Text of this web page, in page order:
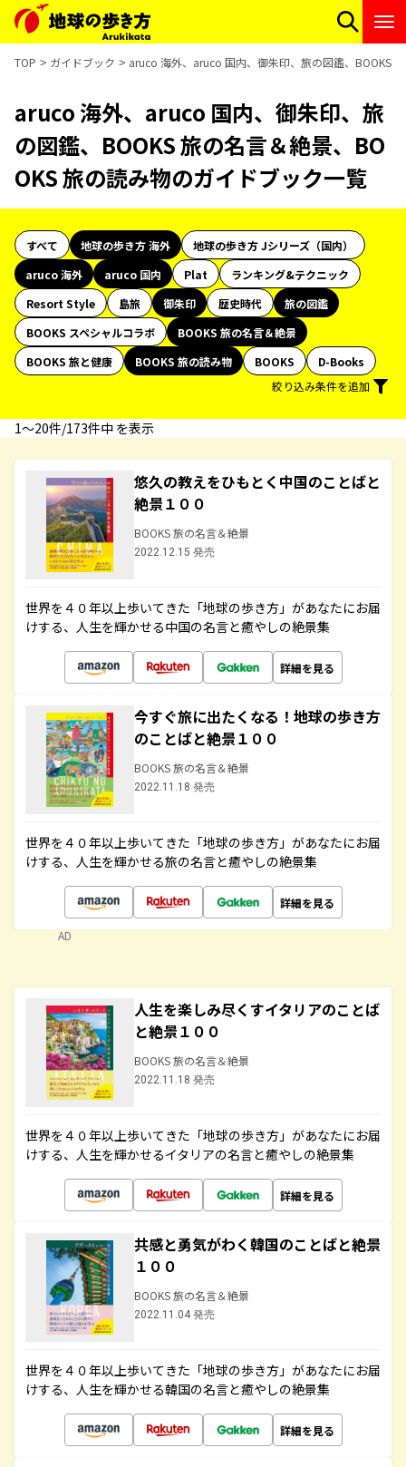
TOP ガイドブック aruco 海外、aruco 国内、御朱印、旅の図鑑、BOOKS
aruco 海外、aruco 国内、御朱印、旅
の図鑑、BOOKS 旅の名言＆絶景、BO
OKS 旅の読み物のガイドブック一覧
すべて 地球の歩き方 海外
地球の歩き方 Jシリーズ（国内）
aruco 海外
aruco 国内 Plat
ランキング&テクニック
Resort Style
島旅 御朱印 歴史時代
旅の図鑑
BOOKS スペシャルコラボ
BOOKS 旅の名言＆絶景
BOOKS 旅と健康
BOOKS 旅の読み物 BOOKS
D-Books
絞り込み条件を追加
1〜20件/173件中 を表示
悠久の教えをひもとく中国のことばと
絶景１００
BOOKS 旅の名言＆絶景
2022.12.15 発売
世界を４０年以上歩いてきた「地球の歩き方」があなたにお届
けする、人生を輝かせる中国の名言と癒やしの絶景集
詳細を見る
今すぐ旅に出たくなる！地球の歩き方
のことばと絶景１００
BOOKS 旅の名言＆絶景
2022.11.18 発売
世界を４０年以上歩いてきた「地球の歩き方」があなたにお届
けする、人生を輝かせる旅の名言と癒やしの絶景集
詳細を見る
AD
人生を楽しみ尽くすイタリアのことば
と絶景１００
BOOKS 旅の名言＆絶景
2022.11.18 発売
世界を４０年以上歩いてきた「地球の歩き方」があなたにお届
けする、人生を輝かせるイタリアの名言と癒やしの絶景集
詳細を見る
共感と勇気がわく韓国のことばと絶景
１００
BOOKS 旅の名言＆絶景
2022.11.04 発売
世界を４０年以上歩いてきた「地球の歩き方」があなたにお届
けする、人生を輝かせる韓国の名言と癒やしの絶景集
詳細を見る